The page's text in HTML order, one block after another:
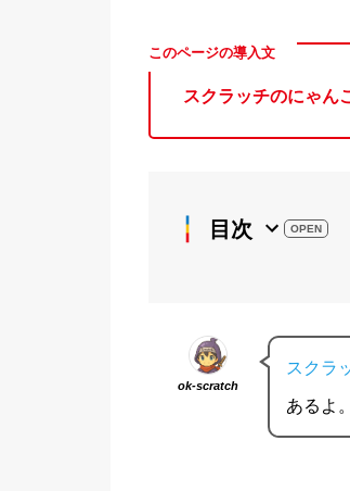
スクラッチのにゃん
目次
ok-scratch
スクラ
あるよ